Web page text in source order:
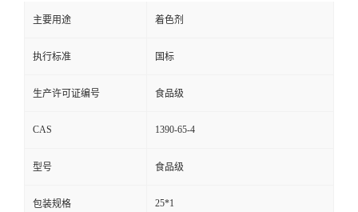
主要用途 着色剂
执行标准 国标
生产许可证编号 食品级
CAS 1390-65-4
型号 食品级
包装规格 25*1